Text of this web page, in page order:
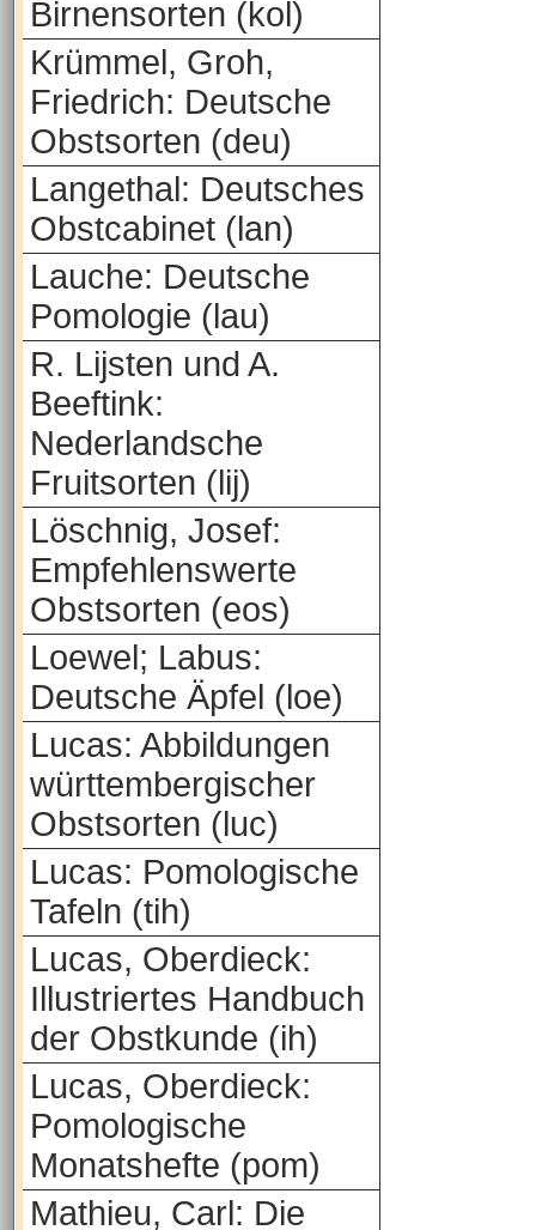
Birnensorten (kol)
Krümmel, Groh,
Friedrich: Deutsche
Obstsorten (deu)
Langethal: Deutsches
Obstcabinet (lan)
Lauche: Deutsche
Pomologie (lau)
R. Lijsten und A.
Beeftink:
Nederlandsche
Fruitsorten (lij)
Löschnig, Josef:
Empfehlenswerte
Obstsorten (eos)
Loewel; Labus:
Deutsche Äpfel (loe)
Lucas: Abbildungen
württembergischer
Obstsorten (luc)
Lucas: Pomologische
Tafeln (tih)
Lucas, Oberdieck:
Illustriertes Handbuch
der Obstkunde (ih)
Lucas, Oberdieck:
Pomologische
Monatshefte (pom)
Mathieu, Carl: Die